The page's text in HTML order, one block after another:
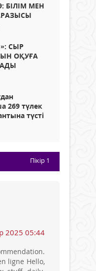
БІЛІМ МЕН
СЫР
ОҚУҒА
269 түлек
түсті
Пікір 1
2025 05:44
ligne Hello,